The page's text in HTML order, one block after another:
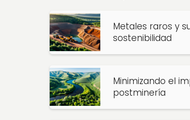
Metales raros y
sostenibilidad
Minimizando el
postminería